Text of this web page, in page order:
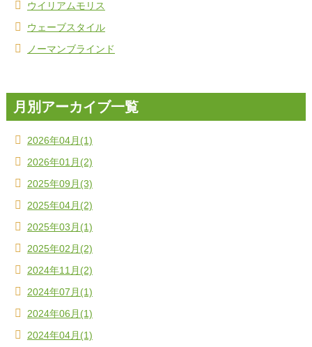
ウイリアムモリス
ウェーブスタイル
ノーマンブラインド
月別アーカイブ一覧
2026年04月(1)
2026年01月(2)
2025年09月(3)
2025年04月(2)
2025年03月(1)
2025年02月(2)
2024年11月(2)
2024年07月(1)
2024年06月(1)
2024年04月(1)